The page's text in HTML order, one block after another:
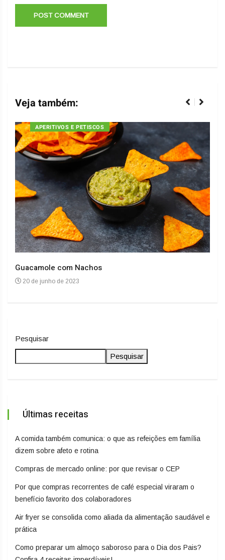
Veja também:
APERITIVOS E PETISCOS
Guacamole com Nachos
20 de junho de 2023
Pesquisar
Pesquisar
Últimas receitas
A comida também comunica: o que as refeições em família
dizem sobre afeto e rotina
Compras de mercado online: por que revisar o CEP
Por que compras recorrentes de café especial viraram o
benefício favorito dos colaboradores
Air fryer se consolida como aliada da alimentação saudável e
prática
Como preparar um almoço saboroso para o Dia dos Pais?